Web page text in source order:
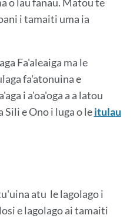
i tamaiti uma ia
Fa'aleaiga ma le
fa'atonuina e
i a'oa'oga a a latou
Sili e Ono i luga o leitulau
atu le lagolago i
e lagolago ai tamaiti